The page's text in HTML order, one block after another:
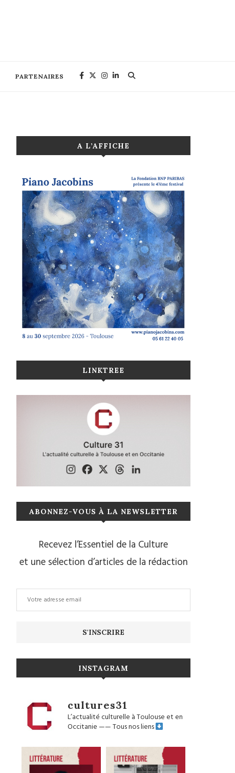
PARTENAIRES
A L’AFFICHE
LINKTREE
ABONNEZ-VOUS À LA NEWSLETTER
Recevez l’Essentiel de la Culture
et une sélection d’articles de la rédaction
INSTAGRAM
cultures31
L’actualité culturelle à Toulouse et en
Occitanie——Tous nos liens